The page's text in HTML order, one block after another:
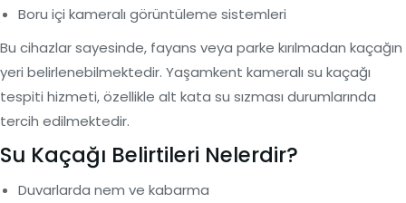
Boru içi kameralı görüntüleme sistemleri
Bu cihazlar sayesinde, fayans veya parke kırılmadan kaçağın
yeri belirlenebilmektedir. Yaşamkent kameralı su kaçağı
tespiti hizmeti, özellikle alt kata su sızması durumlarında
tercih edilmektedir.
Su Kaçağı Belirtileri Nelerdir?
Duvarlarda nem ve kabarma